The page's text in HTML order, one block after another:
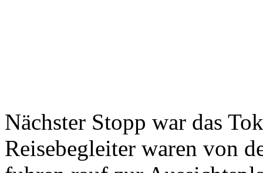
Nächster Stopp war das
Reisebegleiter waren von